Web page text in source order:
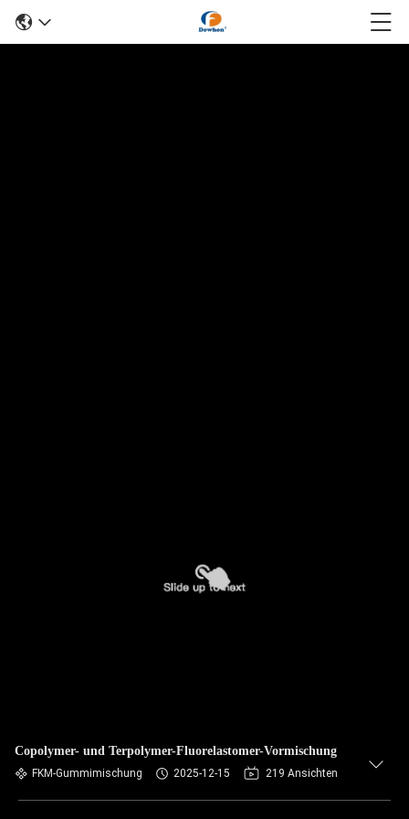
Copolymer- und Terpolymer-Fluorelastomer-Vormischung
FKM-Gummimischung 2025-12-15 219 Ansichten